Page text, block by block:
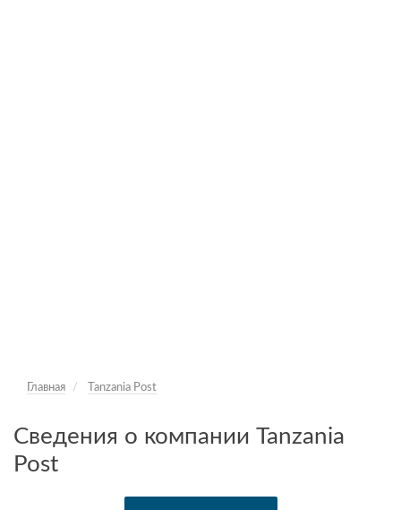
Главная Tanzania Post
Сведения о компании Tanzania
Post